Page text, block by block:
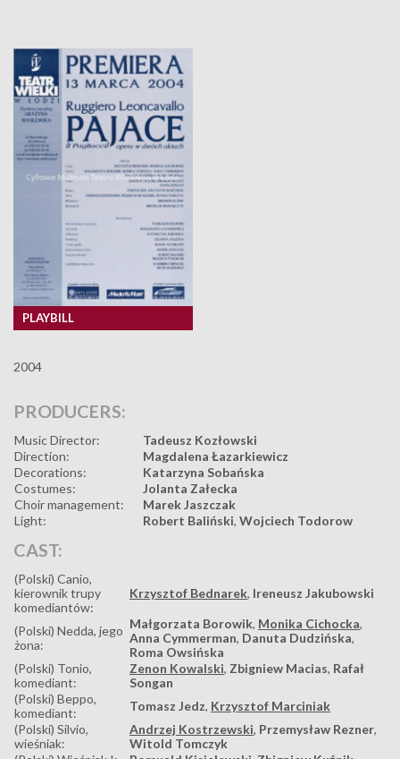
PLAYBILL
2004
PRODUCERS:
Music Director:
Tadeusz Kozłowski
Direction:
Magdalena Łazarkiewicz
Decorations:
Katarzyna Sobańska
Costumes:
Jolanta Załecka
Choir management:
Marek Jaszczak
Light:
Robert Baliński, Wojciech Todorow
CAST:
(Polski) Canio,
kierownik trupy
komediantów:
Krzysztof Bednarek, Ireneusz Jakubowski
(Polski) Nedda, jego
żona:
Małgorzata Borowik, Monika Cichocka,
Anna Cymmerman, Danuta Dudzińska,
Roma Owsińska
(Polski) Tonio,
komediant:
Zenon Kowalski, Zbigniew Macias, Rafał
Songan
(Polski) Beppo,
komediant:
Tomasz Jedz, Krzysztof Marciniak
(Polski) Silvio,
wieśniak:
Andrzej Kostrzewski, Przemysław Rezner,
Witold Tomczyk